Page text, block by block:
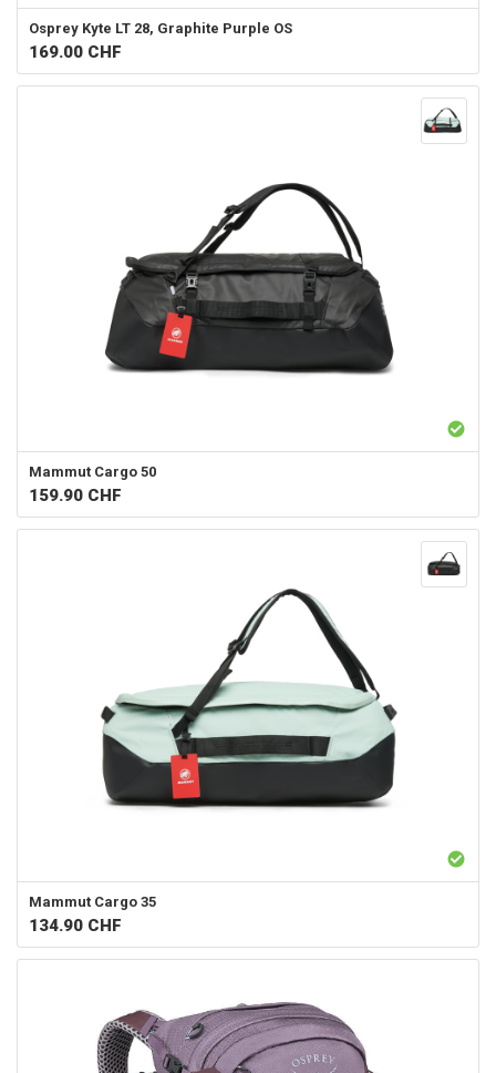
Osprey Kyte LT 28, Graphite Purple OS
169.00 CHF
Mammut Cargo 50
159.90 CHF
Mammut Cargo 35
134.90 CHF